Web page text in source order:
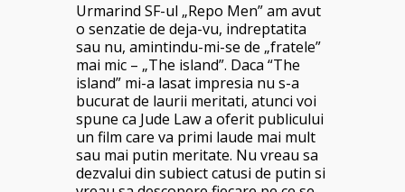
Urmarind SF-ul „Repo Men” am avut
o senzatie de deja-vu, indreptatita
sau nu, amintindu-mi-se de „fratele”
mai mic – „The island”. Daca “The
island” mi-a lasat impresia nu s-a
bucurat de laurii meritati, atunci voi
spune ca Jude Law a oferit publicului
un film care va primi laude mai mult
sau mai putin meritate. Nu vreau sa
dezvalui din subiect catusi de putin si